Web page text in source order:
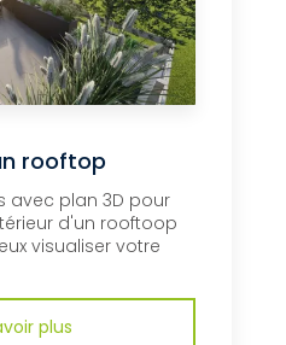
rooftop
avec plan 3D pour
d'un rooftoop
visualiser votre
plus